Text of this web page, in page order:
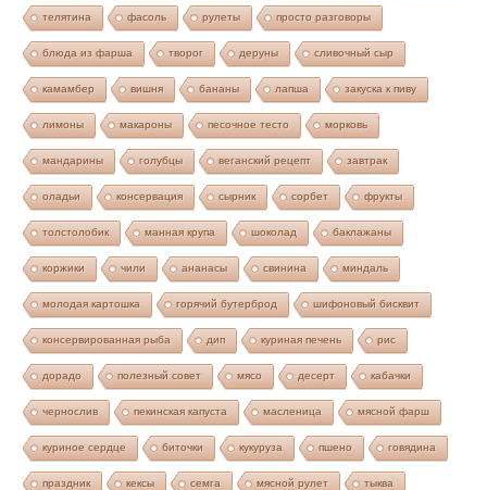
телятина фасоль рулеты просто разговоры
блюда из фарша творог деруны сливочный сыр
камамбер вишня бананы лапша закуска к пиву
лимоны макароны песочное тесто морковь
мандарины голубцы веганский рецепт завтрак
оладьи консервация сырник сорбет фрукты
толстолобик манная крупа шоколад баклажаны
коржики чили ананасы свинина миндаль
молодая картошка горячий бутерброд шифоновый бисквит
консервированная рыба дип куриная печень рис
дорадо полезный совет мясо десерт кабачки
чернослив пекинская капуста масленица мясной фарш
куриное сердце биточки кукуруза пшено говядина
праздник кексы семга мясной рулет тыква